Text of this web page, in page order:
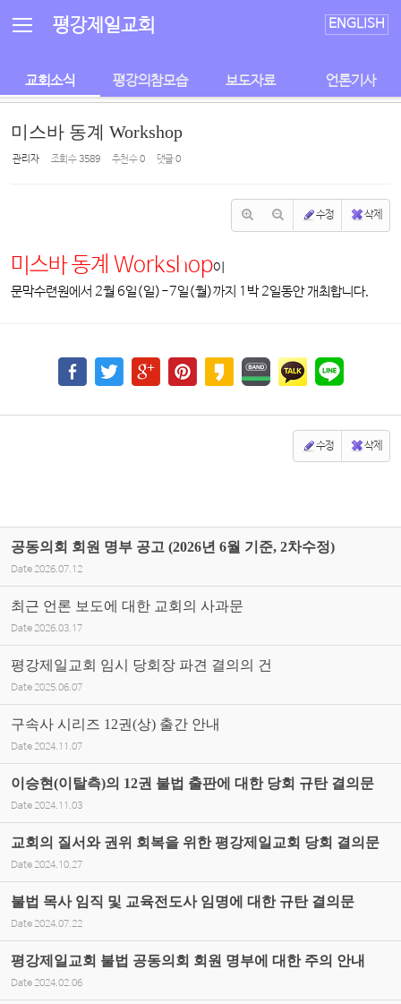
평강제일교회 ENGLISH
교회소식 평강의참모습 보도자료 언론기사
미스바 동계 Workshop
관리자 조회 수3589 추천 수0 댓글0
수정 삭제
미스바 동계 Workshop이
문막수련원에서 2월 6일(일)-7일(월)까지 1박 2일동안 개최합니다.
수정 삭제
공동의회 회원 명부 공고 (2026년 6월 기준, 2차수정)
Date 2026.07.12
최근 언론 보도에 대한 교회의 사과문
Date 2026.03.17
평강제일교회 임시 당회장 파견 결의의 건
Date 2025.06.07
구속사 시리즈 12권(상) 출간 안내
Date 2024.11.07
이승현(이탈측)의 12권 불법 출판에 대한 당회 규탄 결의문
Date 2024.11.03
교회의 질서와 권위 회복을 위한 평강제일교회 당회 결의문
Date 2024.10.27
불법 목사 임직 및 교육전도사 임명에 대한 규탄 결의문
Date 2024.07.22
평강제일교회 불법 공동의회 회원 명부에 대한 주의 안내
Date 2024.02.06